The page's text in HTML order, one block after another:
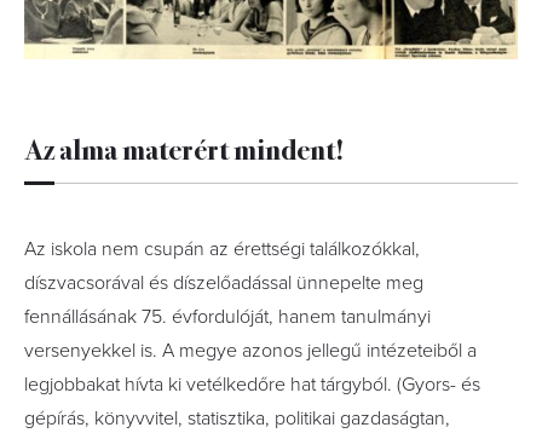
Az alma materért mindent!
Az iskola nem csupán az érettségi találkozókkal,
díszvacsorával és díszelőadással ünnepelte meg
fennállásának 75. évfordulóját, hanem tanulmányi
versenyekkel is. A megye azonos jellegű intézeteiből a
legjobbakat hívta ki vetélkedőre hat tárgyból. (Gyors- és
gépírás, könyvvitel, statisztika, politikai gazdaságtan,